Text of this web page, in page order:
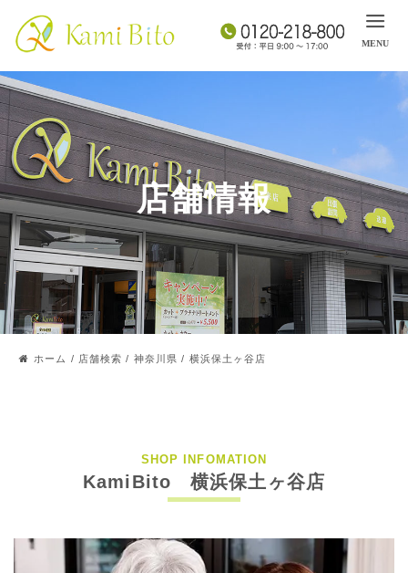
店舗情報
ホーム / 店舗検索 / 神奈川県 / 横浜保土ヶ谷店
SHOP INFOMATION
KamiBito 横浜保土ヶ谷店